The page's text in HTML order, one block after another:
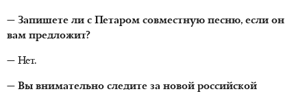
— Запишете ли с Петаром совместную песню, если он
вам предложит?
— Нет.
— Вы внимательно следите за новой российской